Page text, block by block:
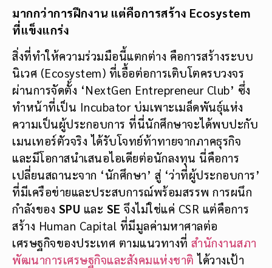
มากกว่าการฝึกงาน แต่คือการสร้าง Ecosystem
ที่แข็งแกร่ง
สิ่งที่ทำให้ความร่วมมือนี้แตกต่าง คือการสร้างระบบ
นิเวศ (Ecosystem) ที่เอื้อต่อการเติบโตครบวงจร
ผ่านการจัดตั้ง ‘NextGen Entrepreneur Club’ ซึ่ง
ทำหน้าที่เป็น Incubator บ่มเพาะเมล็ดพันธุ์แห่ง
ความเป็นผู้ประกอบการ ที่นี่นักศึกษาจะได้พบปะกับ
เมนเทอร์ตัวจริง ได้รับโจทย์ท้าทายจากภาคธุรกิจ
และมีโอกาสนำเสนอไอเดียต่อนักลงทุน นี่คือการ
เปลี่ยนสถานะจาก ‘นักศึกษา’ สู่ ‘ว่าที่ผู้ประกอบการ’
ที่มีเครือข่ายและประสบการณ์พร้อมสรรพ การผนึก
กำลังของ SPU และ SE จึงไม่ใช่แค่ CSR แต่คือการ
สร้าง Human Capital ที่มีมูลค่ามหาศาลต่อ
เศรษฐกิจของประเทศ ตามแนวทางที่ สำนักงานสภา
พัฒนาการเศรษฐกิจและสังคมแห่งชาติ ได้วางเป้า